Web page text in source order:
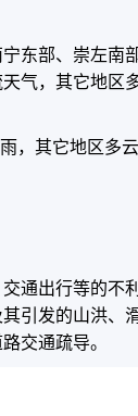
东部、崇左南
气，其它地区
，其它地区多云
通出行等的不
引发的山洪、
交通疏导。